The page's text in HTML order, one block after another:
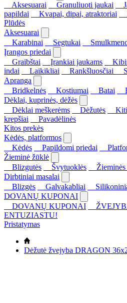
Aksesuarai
Granuliuoti jaukai
papildai
Kvapai, dipai, atraktoriai
Plūdės
Aksesuarai
Karabinai
Segtukai
Įrangos priedai
Graibštai
Įrankiai jaukams
indai
Laikikliai Rankšluosčiai
Apranga
Bridkelnės
Kostiumai Batai
Dėklai, kuprinės, dėžės
Dėklai meškerėms
Dėžutės Kiti
krepšiai
Pavadėlinės
Kitos prekės
Kėdės, platformos
Kėdės
Papildomi priedai
Žieminė žūklė
Blizgutės
Švytuoklės Žieminės
Dirbtiniai masalai
Blizgės
Galvakabliai
DOVANŲ KUPONAI
DOVANŲ KUPONAI
ENTUZIASTU!
Pristatymas
Dėžutė žvejyba DRAGON